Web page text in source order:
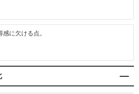
に欠ける点。